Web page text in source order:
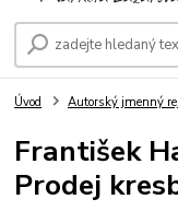
Úvod Autorský jmenný
František
Prodej